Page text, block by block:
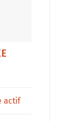
actif